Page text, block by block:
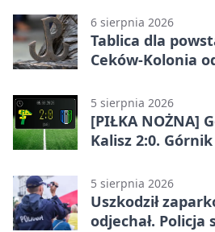
6 sierpnia 2026
Tablica dla
Ceków-Kolonia
5 sierpnia 2026
[PIŁKA NOŻNA]
Kalisz 2:0.
5 sierpnia 2026
Uszkodził
odjechał.